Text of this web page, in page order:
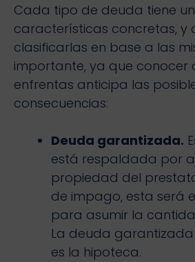
Cada tipo de deuda tiene
características concretas, y
clasificarlas en base a las
importante, ya que conocer
enfrentas anticipa las
consecuencias:
Deuda garantizada.
está respaldada por
propiedad del
de impago, esta será
para asumir la
La deuda
es la hipoteca.